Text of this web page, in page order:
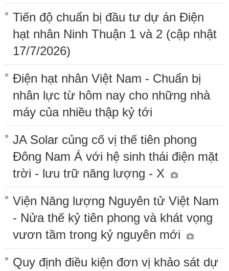
Tiến độ chuẩn bị đầu tư dự án Điện
hạt nhân Ninh Thuận 1 và 2 (cập nhật
17/7/2026)
Điện hạt nhân Việt Nam - Chuẩn bị
nhân lực từ hôm nay cho những nhà
máy của nhiều thập kỷ tới
JA Solar củng cố vị thế tiên phong
Đông Nam Á với hệ sinh thái điện mặt
trời - lưu trữ năng lượng - X
Viện Năng lượng Nguyên tử Việt Nam
- Nửa thế kỷ tiên phong và khát vọng
vươn tầm trong kỷ nguyên mới
Quy định điều kiện đơn vị khảo sát dự